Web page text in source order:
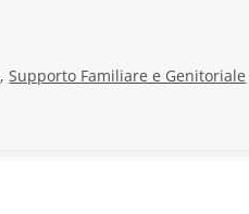
,Supporto Familiare e Genitoriale